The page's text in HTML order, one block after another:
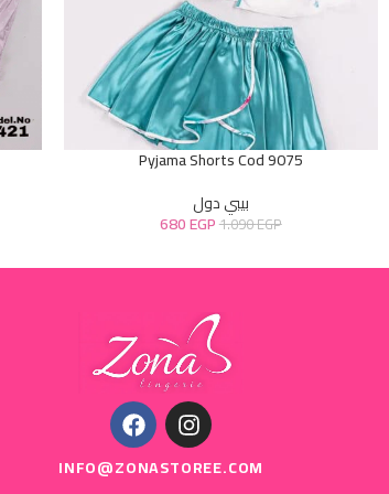
Pyjama Shorts Cod 9075
بيبي دول
1.090EGP
680EGP
INFO@ZONASTOREE.COM